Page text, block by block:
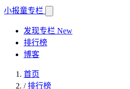
小报童专栏
发现专栏 New
排行榜
博客
首页
/排行榜